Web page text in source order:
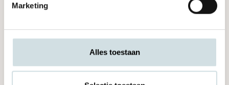
Marketing
Alles toestaan